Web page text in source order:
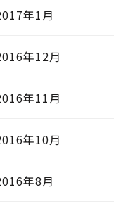
年1月
年12月
年11月
年10月
年8月